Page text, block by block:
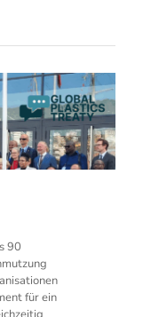
90
für ein